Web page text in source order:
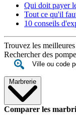
Qui doit payer
Tout ce qu'il
10 conseils
Trouvez les
Rechercher des
Marbrerie
Comparer les